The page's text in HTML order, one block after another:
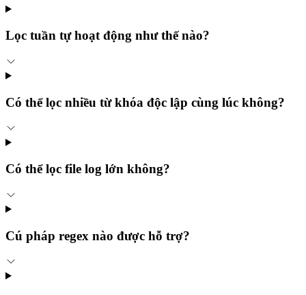
Lọc tuần tự hoạt động như thế nào?
Có thể lọc nhiều từ khóa độc lập cùng lúc không?
Có thể lọc file log lớn không?
Cú pháp regex nào được hỗ trợ?